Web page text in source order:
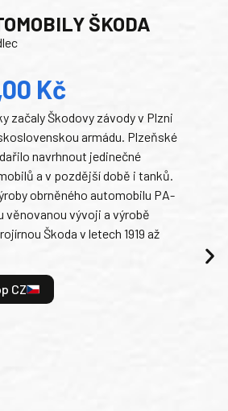
ŠKODA
Kč
začaly Škodovy závody v Plzni
armádu. Plzeňské
navrhnout jedinečné
a v pozdější době i tanků.
obrněného automobilu PA-
věnovanou vývoji a výrobě
Škoda v letech 1919 až
CZ